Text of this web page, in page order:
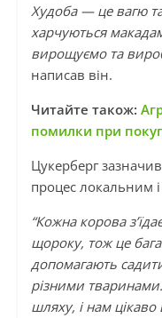
Худоба — це вагю
харчуються
вирощуємо та
написав він.
Читайте також:
помилки при
Цукерберг
процес локальним
“Кожна корова
щороку, тож це
допомагають
різними
шляху, і нам